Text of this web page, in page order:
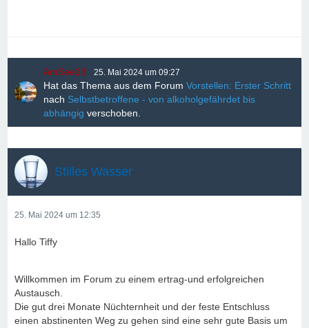
AmSee13 25. Mai 2024 um 09:27
Hat das Thema aus dem Forum Vorstellen: Erster Schritt
nach Selbstbetroffene - von alkoholgefährdet bis
abhängig verschoben.
Stilles Wasser
25. Mai 2024 um 12:35
Hallo Tiffy
Willkommen im Forum zu einem ertrag-und erfolgreichen
Austausch.
Die gut drei Monate Nüchternheit und der feste Entschluss
einen abstinenten Weg zu gehen sind eine sehr gute Basis um